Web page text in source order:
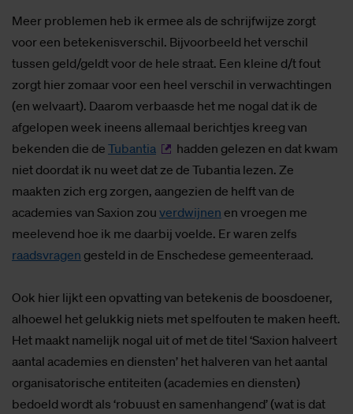
Meer problemen heb ik ermee als de schrijfwijze zorgt
voor een betekenisverschil. Bijvoorbeeld het verschil
tussen geld/geldt voor de hele straat. Een kleine d/t fout
zorgt hier zomaar voor een heel verschil in verwachtingen
(en welvaart). Daarom verbaasde het me nogal dat ik de
afgelopen week ineens allemaal berichtjes kreeg van
bekenden die de Tubantia
hadden gelezen en dat kwam
niet doordat ik nu weet dat ze de Tubantia lezen. Ze
maakten zich erg zorgen, aangezien de helft van de
academies van Saxion zou verdwijnen en vroegen me
meelevend hoe ik me daarbij voelde. Er waren zelfs
raadsvragen gesteld in de Enschedese gemeenteraad.
Ook hier lijkt een opvatting van betekenis de boosdoener,
alhoewel het gelukkig niets met spelfouten te maken heeft.
Het maakt namelijk nogal uit of met de titel ‘Saxion halveert
aantal academies en diensten’ het halveren van het aantal
organisatorische entiteiten (academies en diensten)
bedoeld wordt als ‘robuust en samenhangend’ (wat is dat